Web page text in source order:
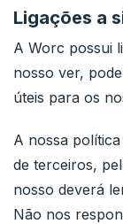
Ligações a
A Worc possui
nosso ver,
úteis para os
A nossa
de terceiros,
nosso deverá
Não nos